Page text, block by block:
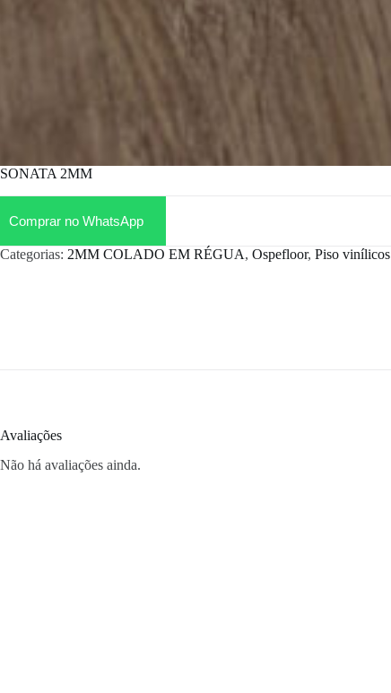
SONATA 2MM
Comprar no WhatsApp
Categorias: 2MM COLADO EM RÉGUA, Ospefloor, Piso vinílicos
Avaliações
Não há avaliações ainda.